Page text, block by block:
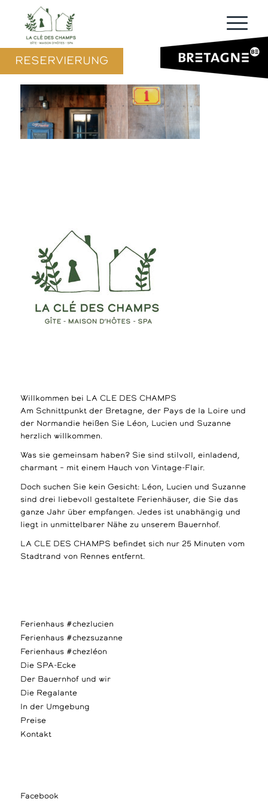
RESERVIERUNG
Willkommen bei LA CLE DES CHAMPS
Am Schnittpunkt der Bretagne, der Pays de la Loire und
der Normandie heißen Sie Léon, Lucien und Suzanne
herzlich willkommen.
Was sie gemeinsam haben? Sie sind stilvoll, einladend,
charmant – mit einem Hauch von Vintage-Flair.
Doch suchen Sie kein Gesicht: Léon, Lucien und Suzanne
sind drei liebevoll gestaltete Ferienhäuser, die Sie das
ganze Jahr über empfangen. Jedes ist unabhängig und
liegt in unmittelbarer Nähe zu unserem Bauernhof.
LA CLE DES CHAMPS befindet sich nur 25 Minuten vom
Stadtrand von Rennes entfernt.
Ferienhaus #chezlucien
Ferienhaus #chezsuzanne
Ferienhaus #chezléon
Die SPA-Ecke
Der Bauernhof und wir
Die Regalante
In der Umgebung
Preise
Kontakt
Facebook